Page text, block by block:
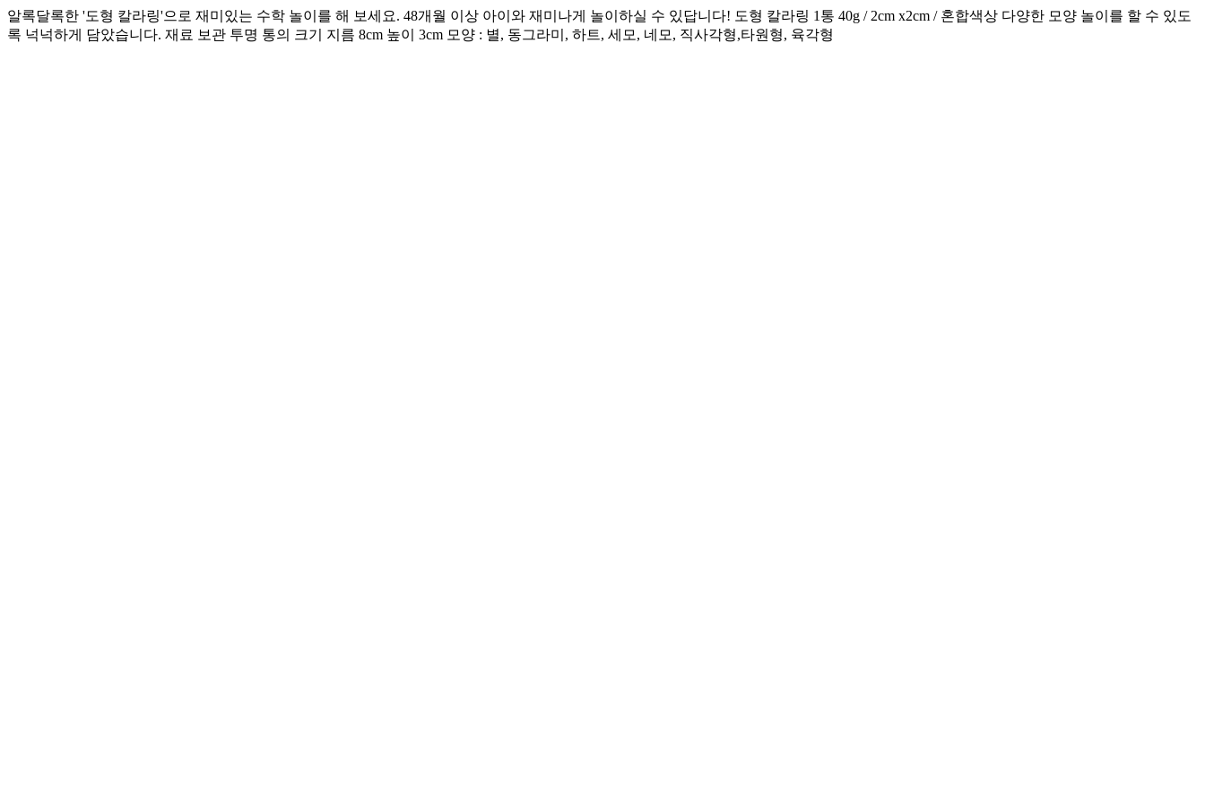
알록달록한 '도형 칼라링'으로 재미있는 수학 놀이를 해 보세요. 48개월 이상 아이와 재미나게 놀이하실 수 있답니다! 도형 칼라링 1통 40g / 2cm x2cm / 혼합색상 다양한 모양 놀이를 할 수 있도
록 넉넉하게 담았습니다. 재료 보관 투명 통의 크기 지름 8cm 높이 3cm 모양 : 별, 동그라미, 하트, 세모, 네모, 직사각형,타원형, 육각형